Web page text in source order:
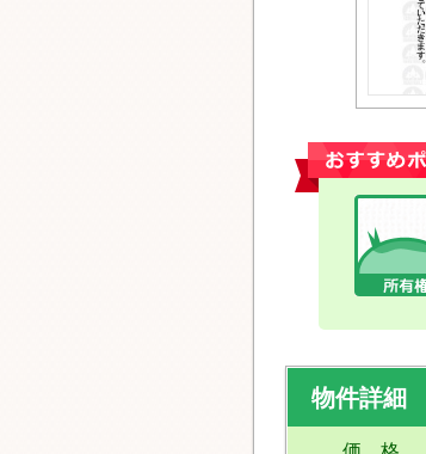
おすすめポイント
物件詳細